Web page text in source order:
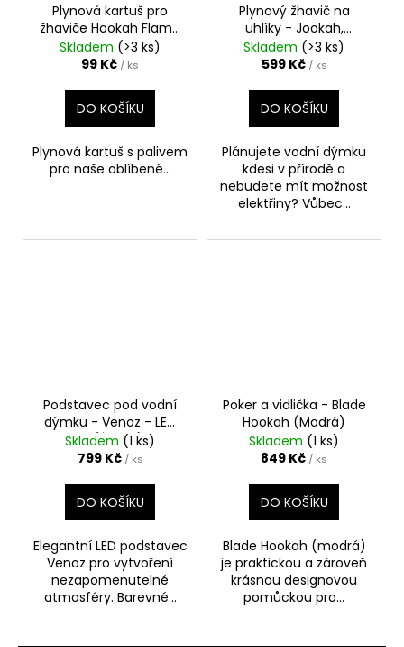
Plynová kartuš pro
žhaviče Hookah Flame
pro vodní dýmky 190g
Skladem (>3 ks)
99 Kč / ks
DO KOŠÍKU
Plynová kartuš s palivem
pro naše oblíbené...
Plynový žhavič na
uhlíky - Jookah,
DaBurner Black
Skladem (>3 ks)
599 Kč / ks
DO KOŠÍKU
Plánujete vodní dýmku
kdesi v přírodě a
nebudete mít možnost
elektřiny? Vůbec...
Podstavec pod vodní
dýmku - Venoz - LED
T1 (Černý)
Skladem (1 ks)
799 Kč / ks
DO KOŠÍKU
Elegantní LED podstavec
Venoz pro vytvoření
nezapomenutelné
atmosféry. Barevné...
Poker a vidlička - Blade
Hookah (Modrá)
Skladem (1 ks)
849 Kč / ks
DO KOŠÍKU
Blade Hookah (modrá)
je praktickou a zároveň
krásnou designovou
pomůckou pro...